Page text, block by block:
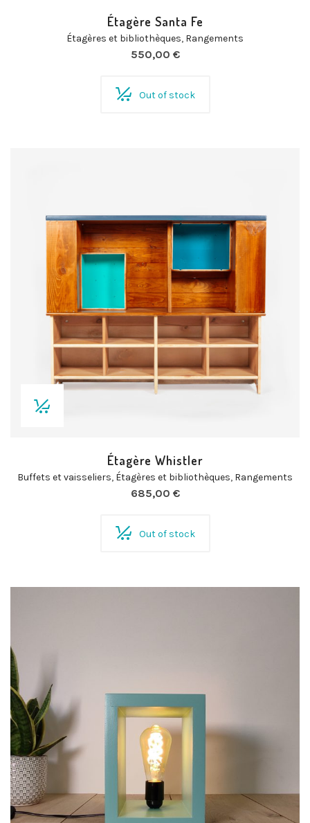
Étagère Santa Fe
Étagères et bibliothèques, Rangements
550,00 €
Out of stock
Étagère Whistler
Buffets et vaisseliers, Étagères et bibliothèques, Rangements
685,00 €
Out of stock